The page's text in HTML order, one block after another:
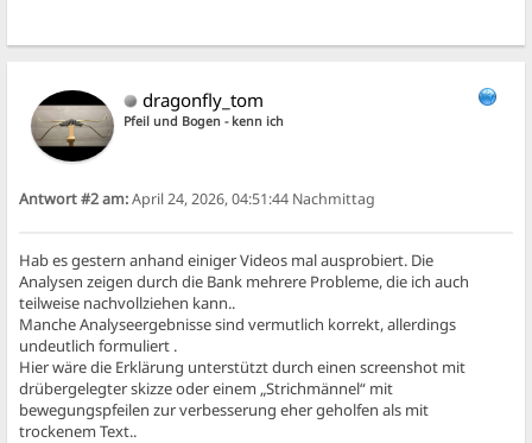
dragonfly_tom
Pfeil und Bogen - kenn ich
Antwort #2 am:April 24, 2026, 04:51:44 Nachmittag
Hab es gestern anhand einiger Videos mal ausprobiert. Die
Analysen zeigen durch die Bank mehrere Probleme, die ich auch
teilweise nachvollziehen kann..
Manche Analyseergebnisse sind vermutlich korrekt, allerdings
undeutlich formuliert .
Hier wäre die Erklärung unterstützt durch einen screenshot mit
drübergelegter skizze oder einem „Strichmännel“ mit
bewegungspfeilen zur verbesserung eher geholfen als mit
trockenem Text..